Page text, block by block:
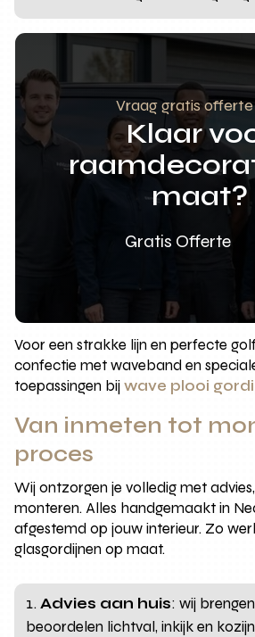
Vraag gratis
Klaar
maat?
Gratis Offerte
Voor een strakke lijn en perfecte
confectie met waveband en
toepassingen bijwave plooi
Van inmeten tot
proces
Wij ontzorgen je volledig met
monteren. Alles handgemaakt in
afgestemd op jouw interieur. Zo
glasgordijnen op maat.
Advies aan huis: wij
beoordelen lichtval, inkijk en